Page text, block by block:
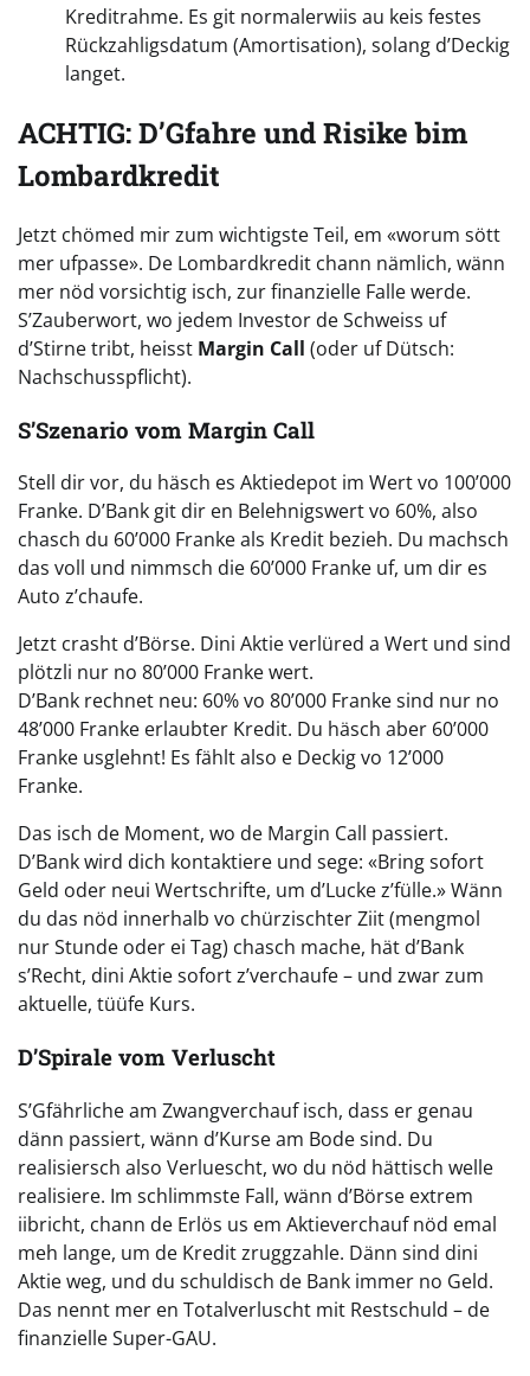
Kreditrahme. Es git normalerwiis au keis festes
Rückzahligsdatum (Amortisation), solang d’Deckig
langet.
ACHTIG: D’Gfahre und Risike bim
Lombardkredit
Jetzt chömed mir zum wichtigste Teil, em «worum sött
mer ufpasse». De Lombardkredit chann nämlich, wänn
mer nöd vorsichtig isch, zur finanzielle Falle werde.
S’Zauberwort, wo jedem Investor de Schweiss uf
d’Stirne tribt, heisst Margin Call (oder uf Dütsch:
Nachschusspflicht).
S’Szenario vom Margin Call
Stell dir vor, du häsch es Aktiedepot im Wert vo 100’000
Franke. D’Bank git dir en Belehnigswert vo 60%, also
chasch du 60’000 Franke als Kredit bezieh. Du machsch
das voll und nimmsch die 60’000 Franke uf, um dir es
Auto z’chaufe.
Jetzt crasht d’Börse. Dini Aktie verlüred a Wert und sind
plötzli nur no 80’000 Franke wert.
D’Bank rechnet neu: 60% vo 80’000 Franke sind nur no
48’000 Franke erlaubter Kredit. Du häsch aber 60’000
Franke usglehnt! Es fählt also e Deckig vo 12’000
Franke.
Das isch de Moment, wo de Margin Call passiert.
D’Bank wird dich kontaktiere und sege: «Bring sofort
Geld oder neui Wertschrifte, um d’Lucke z’fülle.» Wänn
du das nöd innerhalb vo chürzischter Ziit (mengmol
nur Stunde oder ei Tag) chasch mache, hät d’Bank
s’Recht, dini Aktie sofort z’verchaufe – und zwar zum
aktuelle, tüüfe Kurs.
D’Spirale vom Verluscht
S’Gfährliche am Zwangverchauf isch, dass er genau
dänn passiert, wänn d’Kurse am Bode sind. Du
realisiersch also Verluescht, wo du nöd hättisch welle
realisiere. Im schlimmste Fall, wänn d’Börse extrem
iibricht, chann de Erlös us em Aktieverchauf nöd emal
meh lange, um de Kredit zruggzahle. Dänn sind dini
Aktie weg, und du schuldisch de Bank immer no Geld.
Das nennt mer en Totalverluscht mit Restschuld – de
finanzielle Super-GAU.